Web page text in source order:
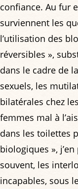
confiance. Au fur
surviennent les
l’utilisation des
réversibles »,
dans le cadre de
sexuels, les
bilatérales chez
femmes mal à
dans les toilettes
biologiques »,
souvent, les
incapables, sous